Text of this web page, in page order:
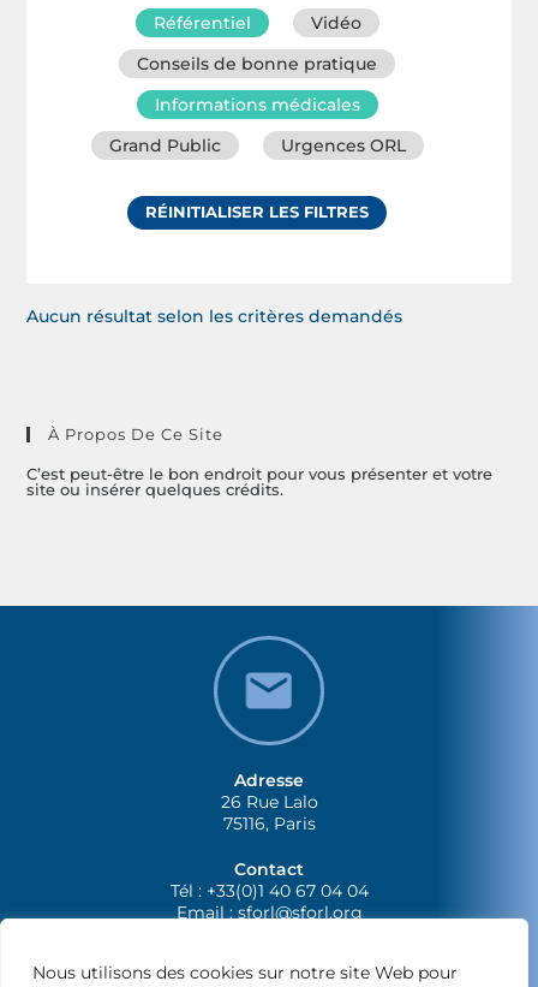
Nous utilisons des cookies sur notre site Web pour
Référentiel
Vidéo
Conseils de bonne pratique
Informations médicales
Grand Public
Urgences ORL
RÉINITIALISER LES FILTRES
Aucun résultat selon les critères demandés
À Propos De Ce Site
C’est peut-être le bon endroit pour vous présenter et votre
site ou insérer quelques crédits.
Adresse
26 Rue Lalo
75116, Paris
Contact
Tél : +33(0)1 40 67 04 04
Email :sforl@sforl.org